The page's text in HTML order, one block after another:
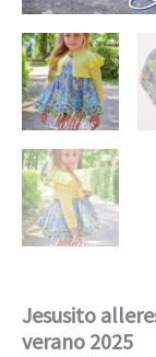
Jesusito
verano 2025